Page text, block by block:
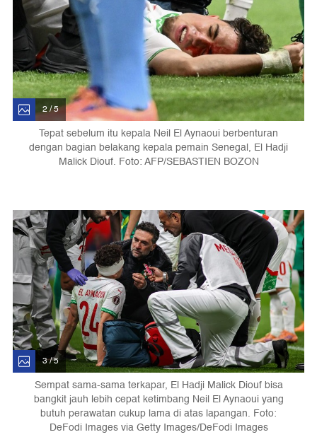
2 / 5
Tepat sebelum itu kepala Neil El Aynaoui berbenturan
dengan bagian belakang kepala pemain Senegal, El Hadji
Malick Diouf. Foto: AFP/SEBASTIEN BOZON
3 / 5
Sempat sama-sama terkapar, El Hadji Malick Diouf bisa
bangkit jauh lebih cepat ketimbang Neil El Aynaoui yang
butuh perawatan cukup lama di atas lapangan. Foto:
DeFodi Images via Getty Images/DeFodi Images